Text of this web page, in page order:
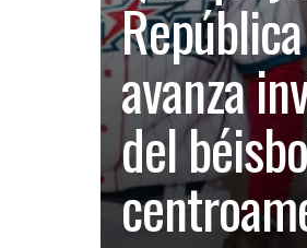
avanza
del